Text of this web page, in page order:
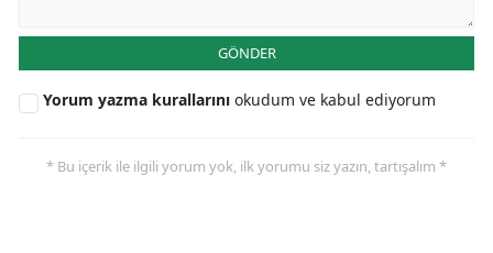
GÖNDER
Yorum yazma kurallarını okudum ve kabul ediyorum
* Bu içerik ile ilgili yorum yok, ilk yorumu siz yazın, tartışalım *